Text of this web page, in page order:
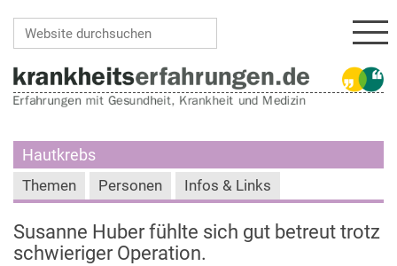
Hautkrebs
Themen Personen Infos & Links
Susanne Huber fühlte sich gut betreut trotz
schwieriger Operation.